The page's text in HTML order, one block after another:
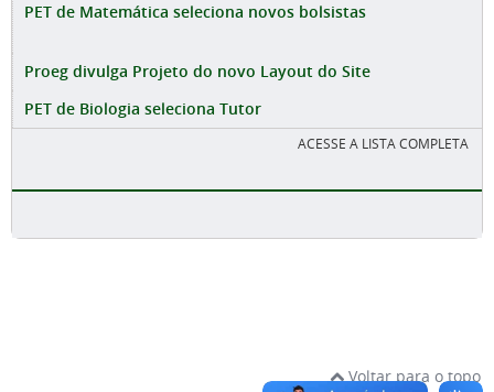
PET de Matemática seleciona novos bolsistas
Proeg divulga Projeto do novo Layout do Site
PET de Biologia seleciona Tutor
ACESSE A LISTA COMPLETA
Voltar para o topo